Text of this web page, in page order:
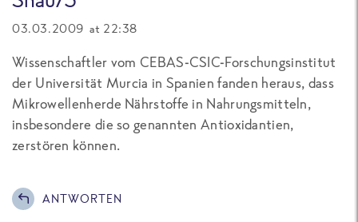
03.03.2009 at 22:38
Wissenschaftler vom CEBAS-CSIC-Forschungsinstitut
der Universität Murcia in Spanien fanden heraus, dass
Mikrowellenherde Nährstoffe in Nahrungsmitteln,
insbesondere die so genannten Antioxidantien,
zerstören können.
ANTWORTEN